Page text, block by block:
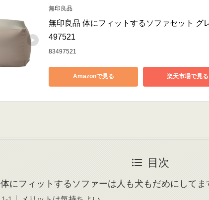
無印良品
無印良品 体にフィットするソファセット グ
497521
83497521
Amazonで見る 楽天市場で見る
目次
体にフィットするソファーは人も犬もだめにしてま